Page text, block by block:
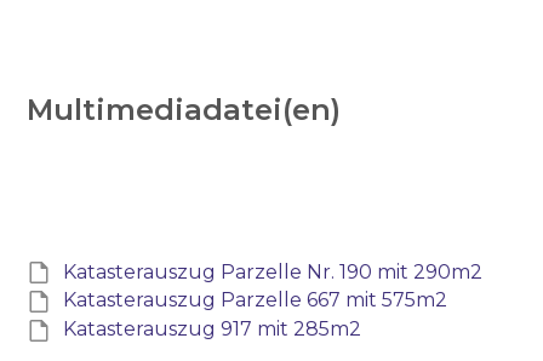
Multimediadatei(en)
Katasterauszug Parzelle Nr. 190 mit 290m2
Katasterauszug Parzelle 667 mit 575m2
Katasterauszug 917 mit 285m2